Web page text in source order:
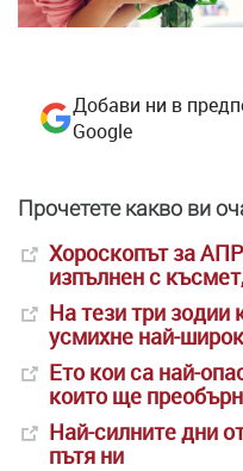
Добави ни в
Google
Прочетете какво ви
Хороскопът за
изпълнен с
На тези три зодии
усмихне най-
Ето кои са най-
които ще
Най-силните дни
пътя ни